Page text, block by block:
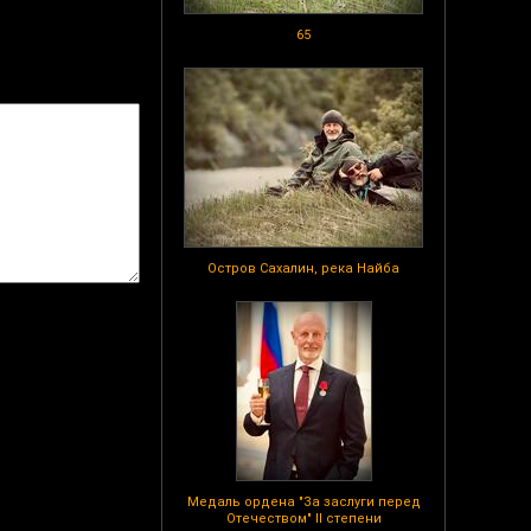
65
Остров Сахалин, река Найба
Медаль ордена "За заслуги перед
Отечеством" II степени